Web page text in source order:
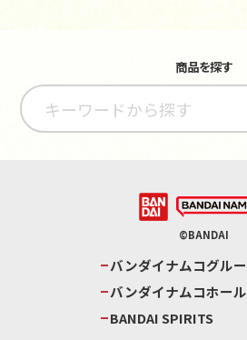
商品を探す
©BANDAI
バンダイナムコグル
バンダイナムコホー
BANDAI SPIRITS